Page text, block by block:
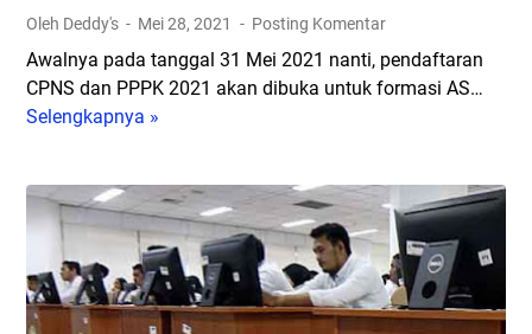
u
l
a
A
T
B
K
N
A
?
D
a
d
I
n
P
P
0
2
1
R
e
Oleh Deddy's Mei 28, 2021 Posting Komentar
Awalnya pada tanggal 31 Mei 2021 nanti, pendaftaran
CPNS dan PPPK 2021 akan dibuka untuk formasi AS…
Selengkapnya »
d
a
f
a